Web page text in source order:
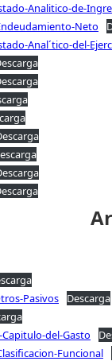
Analitico-de-
Neto
Anal´tico-del-
Pasivos
Descarga
del-Gasto
Funcional